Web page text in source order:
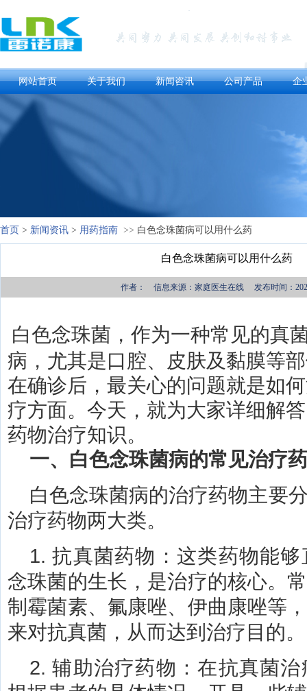
网站首页 关于我们 新闻咨讯 公司产品 企
首页 > 新闻资讯 > 用药指南 >> 白色念珠菌病可以用什么药
白色念珠菌病可以用什么药
作者： 信息来源：家庭医生在线 发布时间：
白色念珠菌，作为一种常见的真
病，尤其是口腔、皮肤及黏膜等
在确诊后，最关心的问题就是如
疗方面。今天，就为大家详细解
药物治疗知识。
一、白色念珠菌病的常见治疗
白色念珠菌病的治疗药物主要
治疗药物两大类。
1. 抗真菌药物：这类药物能
念珠菌的生长，是治疗的核心。
制霉菌素、氟康唑、伊曲康唑等
来对抗真菌，从而达到治疗目的。
2. 辅助治疗药物：在抗真菌